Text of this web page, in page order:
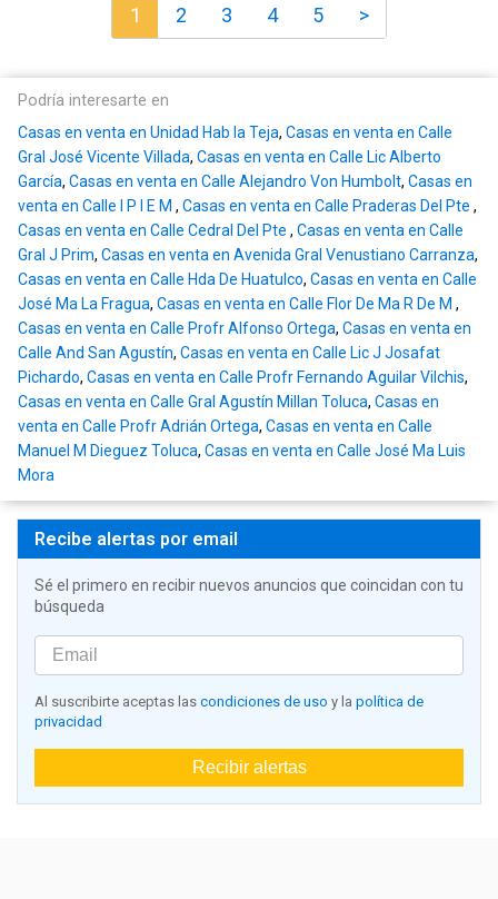
1 2 3 4 5 >
Podría interesarte en
Casas en venta en Unidad Hab la Teja, Casas en venta en Calle
Gral José Vicente Villada, Casas en venta en Calle Lic Alberto
García, Casas en venta en Calle Alejandro Von Humbolt, Casas en
venta en Calle I P I E M , Casas en venta en Calle Praderas Del Pte ,
Casas en venta en Calle Cedral Del Pte , Casas en venta en Calle
Gral J Prim, Casas en venta en Avenida Gral Venustiano Carranza,
Casas en venta en Calle Hda De Huatulco, Casas en venta en Calle
José Ma La Fragua, Casas en venta en Calle Flor De Ma R De M ,
Casas en venta en Calle Profr Alfonso Ortega, Casas en venta en
Calle And San Agustín, Casas en venta en Calle Lic J Josafat
Pichardo, Casas en venta en Calle Profr Fernando Aguilar Vilchis,
Casas en venta en Calle Gral Agustín Millan Toluca, Casas en
venta en Calle Profr Adrián Ortega, Casas en venta en Calle
Manuel M Dieguez Toluca, Casas en venta en Calle José Ma Luis
Mora
Recibe alertas por email
Sé el primero en recibir nuevos anuncios que coincidan con tu
búsqueda
Al suscribirte aceptas las condiciones de uso y la política de
privacidad
Recibir alertas